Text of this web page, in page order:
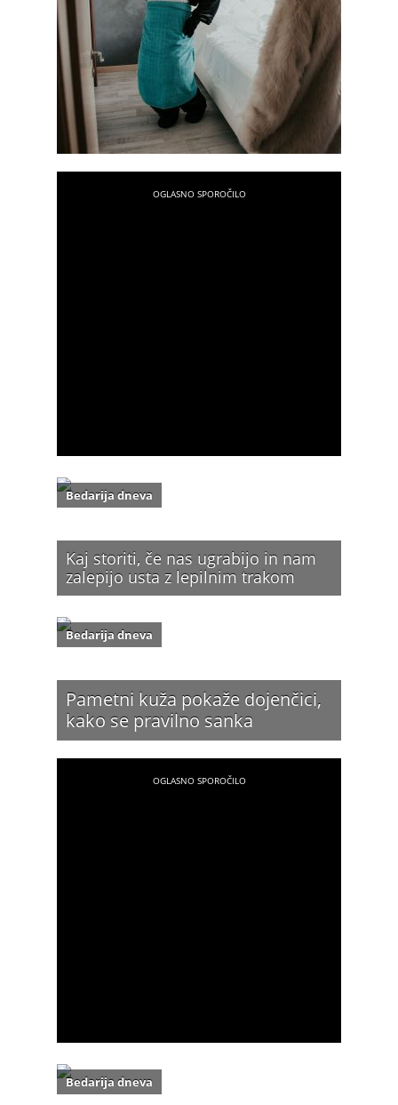
Kaj storiti, če nas ugrabijo in nam
zalepijo usta z lepilnim trakom
Bedarija dneva
Pametni kuža pokaže dojenčici,
kako se pravilno sanka
Bedarija dneva
Bedarija dneva